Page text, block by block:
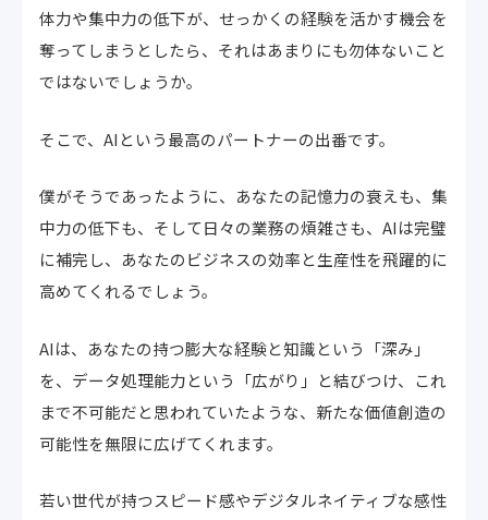
体力や集中力の低下が、せっかくの経験を活かす機会を
奪ってしまうとしたら、それはあまりにも勿体ないこと
ではないでしょうか。
そこで、AIという最高のパートナーの出番です。
僕がそうであったように、あなたの記憶力の衰えも、集
中力の低下も、そして日々の業務の煩雑さも、AIは完璧
に補完し、あなたのビジネスの効率と生産性を飛躍的に
高めてくれるでしょう。
AIは、あなたの持つ膨大な経験と知識という「深み」
を、データ処理能力という「広がり」と結びつけ、これ
まで不可能だと思われていたような、新たな価値創造の
可能性を無限に広げてくれます。
若い世代が持つスピード感やデジタルネイティブな感性